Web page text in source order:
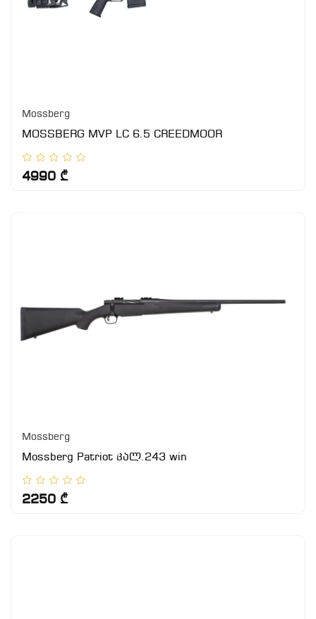
Mossberg
MOSSBERG MVP LC 6.5 CREEDMOOR
4990 ₾
Mossberg
Mossberg Patriot კალ.243 win
2250 ₾